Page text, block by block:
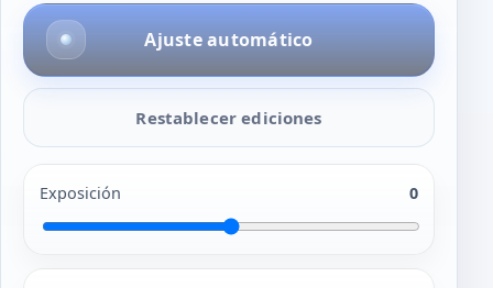
Ajuste automático
Restablecer ediciones
Exposición 0